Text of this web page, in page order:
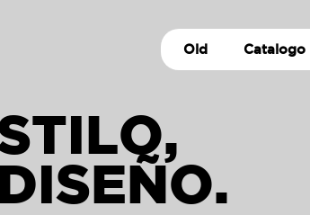
Old Catalogo